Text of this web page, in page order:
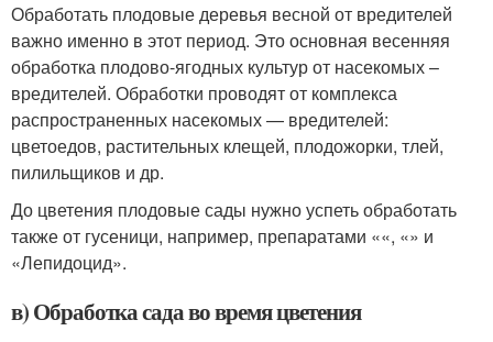
Обработать плодовые деревья весной от вредителей
важно именно в этот период. Это основная весенняя
обработка плодово-ягодных культур от насекомых –
вредителей. Обработки проводят от комплекса
распространенных насекомых — вредителей:
цветоедов, растительных клещей, плодожорки, тлей,
пилильщиков и др.
До цветения плодовые сады нужно успеть обработать
также от гусеници, например, препаратами ««, «» и
«Лепидоцид».
в) Обработка сада во время цветения